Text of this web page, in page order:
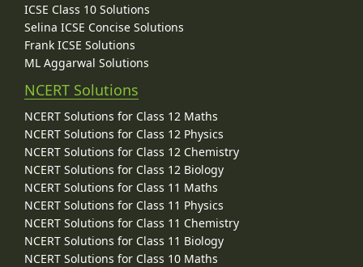
ICSE Class 10 Solutions
Selina ICSE Concise Solutions
Frank ICSE Solutions
ML Aggarwal Solutions
NCERT Solutions
NCERT Solutions for Class 12 Maths
NCERT Solutions for Class 12 Physics
NCERT Solutions for Class 12 Chemistry
NCERT Solutions for Class 12 Biology
NCERT Solutions for Class 11 Maths
NCERT Solutions for Class 11 Physics
NCERT Solutions for Class 11 Chemistry
NCERT Solutions for Class 11 Biology
NCERT Solutions for Class 10 Maths